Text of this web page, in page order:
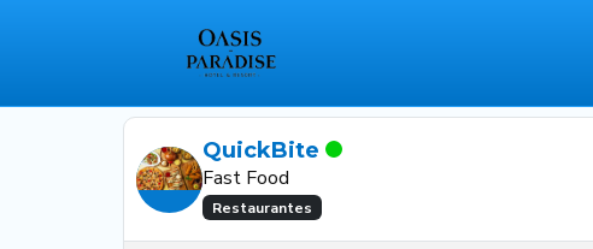
QuickBite
Fast Food
Restaurantes